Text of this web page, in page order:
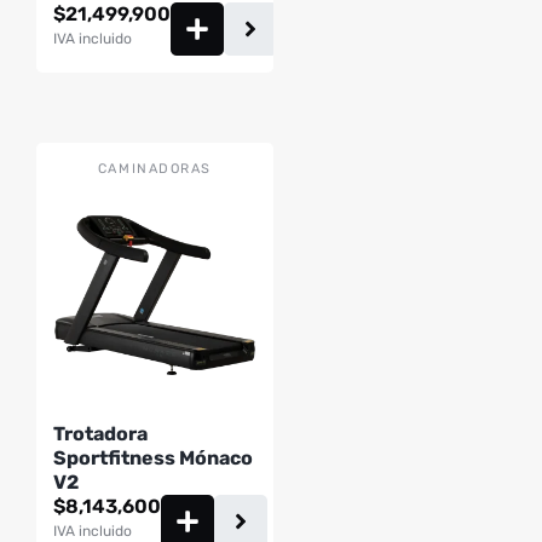
$21,499,900
IVA incluido
CAMINADORAS
Trotadora
Sportfitness Mónaco
V2
$8,143,600
IVA incluido